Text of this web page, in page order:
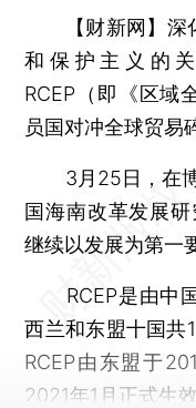
【财新网】 深
和保护主义的
RCEP（即《区域
员国对冲全球贸易
3月25日，在博
国海南改革发展
继续以发展为第一
RCEP是由中国
西兰和东盟十国共
RCEP由东盟于
2021年1月正式生效